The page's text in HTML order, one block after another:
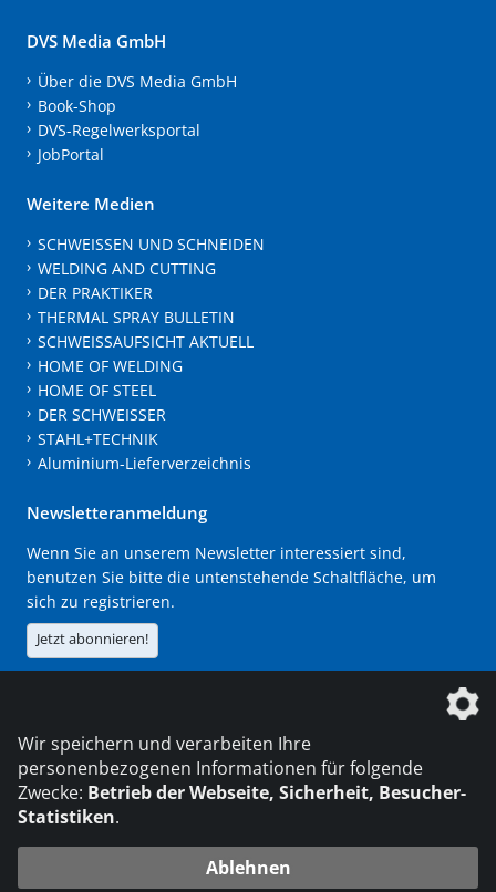
DVS Media GmbH
Über die DVS Media GmbH
Book-Shop
DVS-Regelwerksportal
JobPortal
Weitere Medien
SCHWEISSEN UND SCHNEIDEN
WELDING AND CUTTING
DER PRAKTIKER
THERMAL SPRAY BULLETIN
SCHWEISSAUFSICHT AKTUELL
HOME OF WELDING
HOME OF STEEL
DER SCHWEISSER
STAHL+TECHNIK
Aluminium-Lieferverzeichnis
Newsletteranmeldung
Wenn Sie an unserem Newsletter interessiert sind,
benutzen Sie bitte die untenstehende Schaltfläche, um
sich zu registrieren.
Jetzt abonnieren!
Wir speichern und verarbeiten Ihre
personenbezogenen Informationen für folgende
Zwecke: Betrieb der Webseite, Sicherheit, Besucher-
Statistiken.
Ablehnen